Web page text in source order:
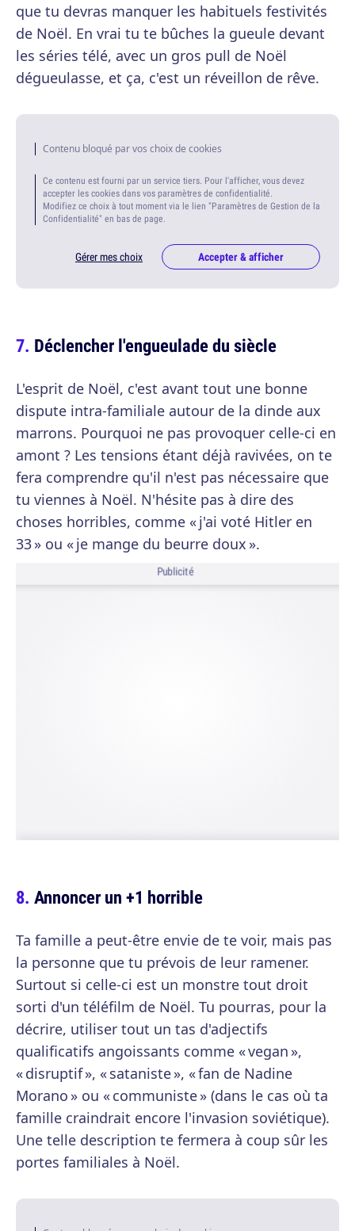
que tu devras manquer les habituels festivités
de Noël. En vrai tu te bûches la gueule devant
les séries télé, avec un gros pull de Noël
dégueulasse, et ça, c'est un réveillon de rêve.
Contenu bloqué par vos choix de cookies
Ce contenu est fourni par un service tiers. Pour l'afficher, vous devez
accepter les cookies dans vos paramètres de confidentialité.
Modifiez ce choix à tout moment via le lien "Paramètres de Gestion de la
Confidentialité" en bas de page.
Gérer mes choix Accepter & afficher
Déclencher l'engueulade du siècle
L'esprit de Noël, c'est avant tout une bonne
dispute intra-familiale autour de la dinde aux
marrons. Pourquoi ne pas provoquer celle-ci en
amont ? Les tensions étant déjà ravivées, on te
fera comprendre qu'il n'est pas nécessaire que
tu viennes à Noël. N'hésite pas à dire des
choses horribles, comme « j'ai voté Hitler en
33 » ou « je mange du beurre doux ».
Publicité
Annoncer un +1 horrible
Ta famille a peut-être envie de te voir, mais pas
la personne que tu prévois de leur ramener.
Surtout si celle-ci est un monstre tout droit
sorti d'un téléfilm de Noël. Tu pourras, pour la
décrire, utiliser tout un tas d'adjectifs
qualificatifs angoissants comme « vegan »,
« disruptif », « sataniste », « fan de Nadine
Morano » ou « communiste » (dans le cas où ta
famille craindrait encore l'invasion soviétique).
Une telle description te fermera à coup sûr les
portes familiales à Noël.